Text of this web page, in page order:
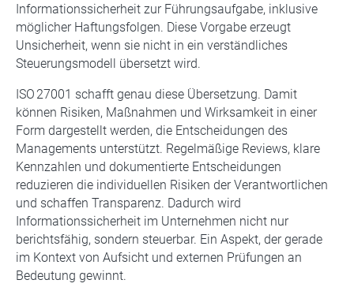
Informationssicherheit zur Führungsaufgabe, inklusive
möglicher Haftungsfolgen. Diese Vorgabe erzeugt
Unsicherheit, wenn sie nicht in ein verständliches
Steuerungsmodell übersetzt wird.
ISO 27001 schafft genau diese Übersetzung. Damit
können Risiken, Maßnahmen und Wirksamkeit in einer
Form dargestellt werden, die Entscheidungen des
Managements unterstützt. Regelmäßige Reviews, klare
Kennzahlen und dokumentierte Entscheidungen
reduzieren die individuellen Risiken der Verantwortlichen
und schaffen Transparenz. Dadurch wird
Informationssicherheit im Unternehmen nicht nur
berichtsfähig, sondern steuerbar. Ein Aspekt, der gerade
im Kontext von Aufsicht und externen Prüfungen an
Bedeutung gewinnt.